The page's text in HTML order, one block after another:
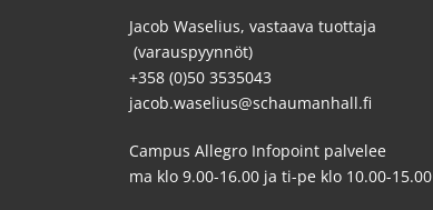
Jacob Waselius, vastaava tuottaja
(varauspyynnöt)
+358 (0)50 3535043
jacob.waselius@schaumanhall.fi
Campus Allegro Infopoint palvelee
ma klo 9.00-16.00 ja ti-pe klo 10.00-15.00